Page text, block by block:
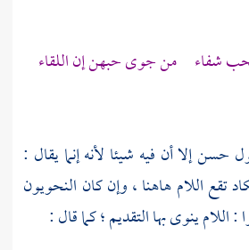
شفاء من جوى حبهن إن اللقاء
حسن إلا أن فيه شيئا لأنه إنما يقال :
تقع اللام هاهنا ، وإن كان النحويون
اللام ينوى بها التقديم ؛ كما قال :